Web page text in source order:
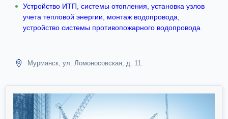
Устройство ИТП, системы отопления, установка узлов
учета тепловой энергии, монтаж водопровода,
устройство системы противопожарного водопровода
Мурманск, ул. Ломоносовская, д. 11.